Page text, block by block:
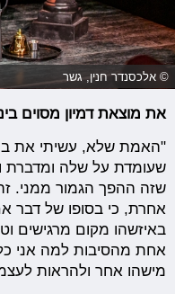
© אלכסנדר חנין, גשר
את מוצאת דמיון מסוים
"האמת שלא, עשיתי את
שעומדת על שלה ומדברת
שזה ההפך הגמור ממני.
אחרת, כי בסופו של דבר
באיזשהו מקום מרגישים
אחת מהסיבות למה אני
מישהו אחר ולהראות